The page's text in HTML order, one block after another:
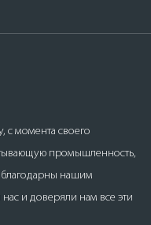
с момента своего
промышленность,
нашим
и доверяли нам все эти